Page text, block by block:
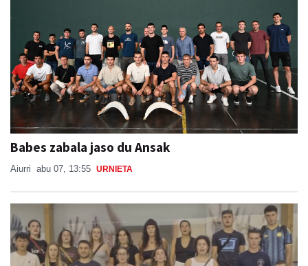
Babes zabala jaso du Ansak
Aiurri abu 07, 13:55 URNIETA